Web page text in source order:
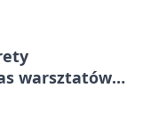
warsztatów